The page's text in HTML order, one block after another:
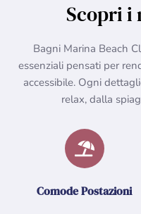
Scopri i
Bagni Marina Beach
essenziali pensati per
accessibile. Ogni
relax, dalla
Comode Postazioni